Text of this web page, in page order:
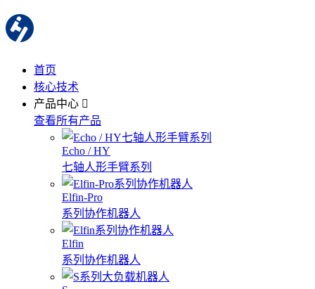
首页
核心技术
产品中心
查看所有产品
Echo / HY
七轴人形手臂系列
Elfin-Pro
系列协作机器人
Elfin
系列协作机器人